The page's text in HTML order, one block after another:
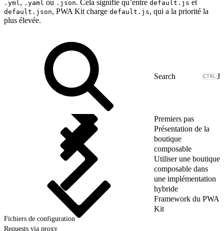
.yml , .yaml ou .json. Cela signifie qu’entre default.js et
default.json, PWA Kit charge default.js, qui a la priorité la
plus élevée.
J
Premiers pas
Présentation de la
boutique
composable
Utiliser une boutique
composable dans
une implémentation
hybride
Framework du PWA
Kit
Fichiers de configuration
Requests via proxy